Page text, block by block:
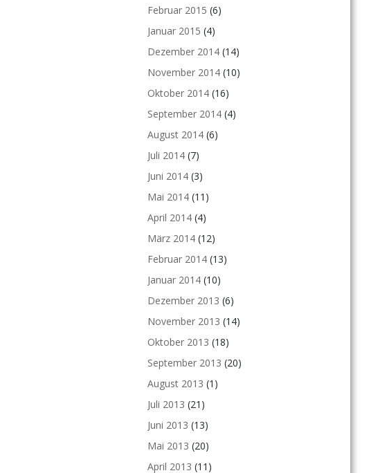
Februar 2015 (6)
Januar 2015 (4)
Dezember 2014 (14)
November 2014 (10)
Oktober 2014 (16)
September 2014 (4)
August 2014 (6)
Juli 2014 (7)
Juni 2014 (3)
Mai 2014 (11)
April 2014 (4)
März 2014 (12)
Februar 2014 (13)
Januar 2014 (10)
Dezember 2013 (6)
November 2013 (14)
Oktober 2013 (18)
September 2013 (20)
August 2013 (1)
Juli 2013 (21)
Juni 2013 (13)
Mai 2013 (20)
April 2013 (11)